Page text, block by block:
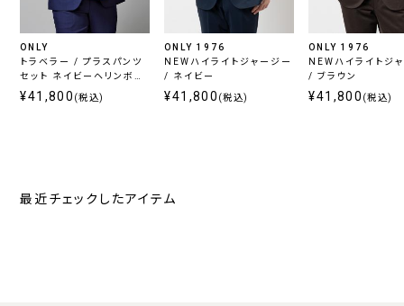
ONLY
トラベラー / プラスパンツ
セット ネイビーヘリンボー
ン
¥41,800 (税込)
ONLY 1976
NEWハイライトジャージー
/ ネイビー
¥41,800 (税込)
ONLY 1976
NEWハイライトジ
/ ブラウン
¥41,800 (税込)
最近チェックしたアイテム